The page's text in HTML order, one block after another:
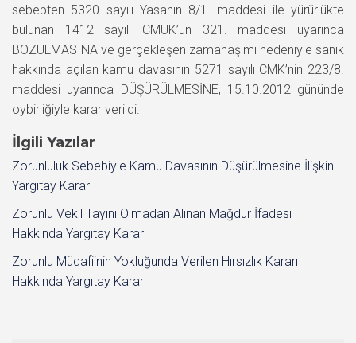
sebepten 5320 sayılı Yasanın 8/1. maddesi ile yürürlükte
bulunan 1412 sayılı CMUK’un 321. maddesi uyarınca
BOZULMASINA ve gerçekleşen zamanaşımı nedeniyle sanık
hakkında açılan kamu davasının 5271 sayılı CMK’nin 223/8.
maddesi uyarınca DÜŞÜRÜLMESİNE, 15.10.2012 gününde
oybirliğiyle karar verildi.
İlgili Yazılar
Zorunluluk Sebebiyle Kamu Davasının Düşürülmesine İlişkin
Yargıtay Kararı
Zorunlu Vekil Tayini Olmadan Alınan Mağdur İfadesi
Hakkında Yargıtay Kararı
Zorunlu Müdafiinin Yokluğunda Verilen Hırsızlık Kararı
Hakkında Yargıtay Kararı